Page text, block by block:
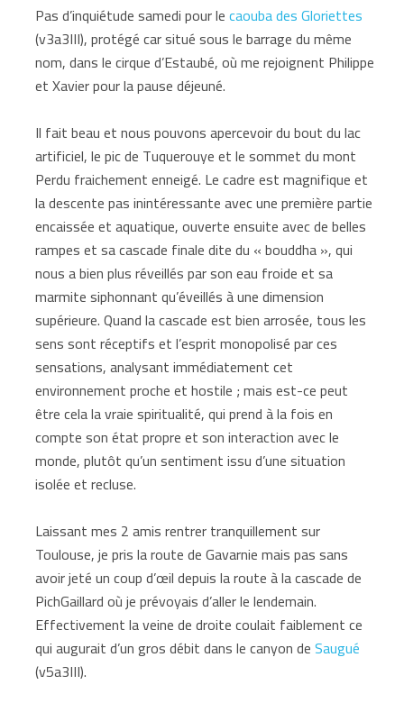
Pas d’inquiétude samedi pour lecaouba des Gloriettes
(v3a3III), protégé car situé sous le barrage du même
nom, dans le cirque d’Estaubé, où me rejoignent Philippe
et Xavier pour la pause déjeuné.
Il fait beau et nous pouvons apercevoir du bout du lac
artificiel, le pic de Tuquerouye et le sommet du mont
Perdu fraichement enneigé. Le cadre est magnifique et
la descente pas inintéressante avec une première partie
encaissée et aquatique, ouverte ensuite avec de belles
rampes et sa cascade finale dite du « bouddha », qui
nous a bien plus réveillés par son eau froide et sa
marmite siphonnant qu’éveillés à une dimension
supérieure. Quand la cascade est bien arrosée, tous les
sens sont réceptifs et l’esprit monopolisé par ces
sensations, analysant immédiatement cet
environnement proche et hostile ; mais est-ce peut
être cela la vraie spiritualité, qui prend à la fois en
compte son état propre et son interaction avec le
monde, plutôt qu’un sentiment issu d’une situation
isolée et recluse.
Laissant mes 2 amis rentrer tranquillement sur
Toulouse, je pris la route de Gavarnie mais pas sans
avoir jeté un coup d’œil depuis la route à la cascade de
PichGaillard où je prévoyais d’aller le lendemain.
Effectivement la veine de droite coulait faiblement ce
qui augurait d’un gros débit dans le canyon deSaugué
(v5a3III).